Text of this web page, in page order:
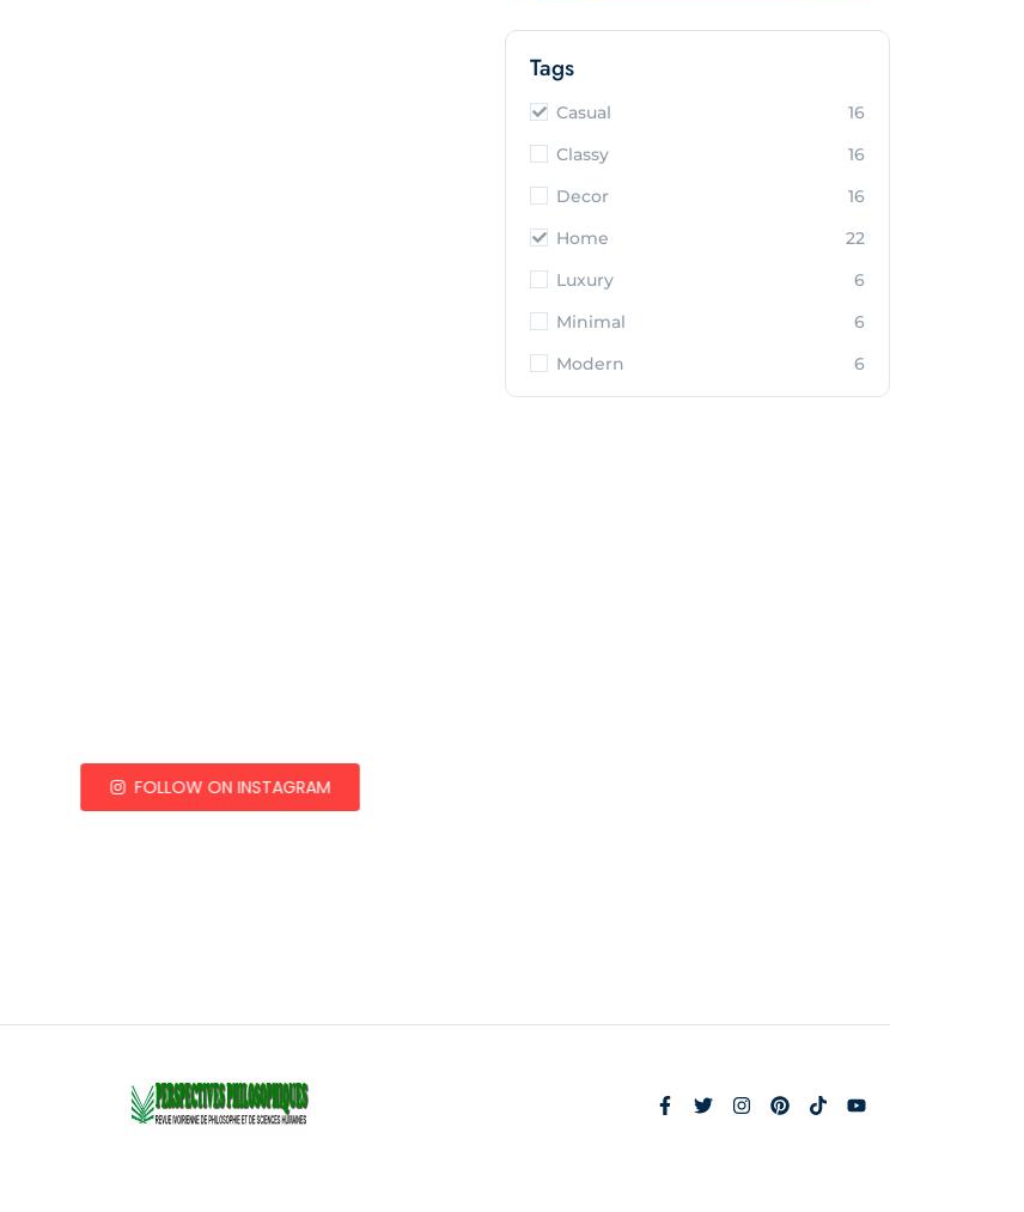
Tags
Casual
16
Classy
16
Decor
16
Home
22
Luxury
6
Minimal
6
Modern
6
FOLLOW ON INSTAGRAM